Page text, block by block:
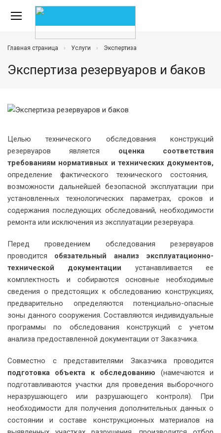
Главная страница Услуги Экспертиза
Экспертиза резервуаров и баков
Целью технического обследования конструкций
резервуаров является оценка соответствия
требованиям нормативных и технических документов,
определение фактического технического состояния,
возможности дальнейшей безопасной эксплуатации при
установленных технологических параметрах, сроков и
содержания последующих обследований, необходимости
ремонта или исключения из эксплуатации резервуара.
Перед проведением обследования резервуаров
проводится обязательный анализ эксплуатационно-
технической документации устанавливается ее
комплектность и собираются основные необходимые
сведения о предстоящих к обследованию конструкциях,
предварительно определяются потенциально-опасные
зоны данного сооружения. Составляются индивидуальные
программы по обследования конструкций с учетом
анализа предоставленной документации от Заказчика.
Совместно с представителями Заказчика проводится
подготовка объекта к обследованию (намечаются и
подготавливаются участки для проведения выборочного
неразрушающего или разрушающего контроля). При
необходимости для получения дополнительных данных о
состоянии и составе конструкционных материалов на